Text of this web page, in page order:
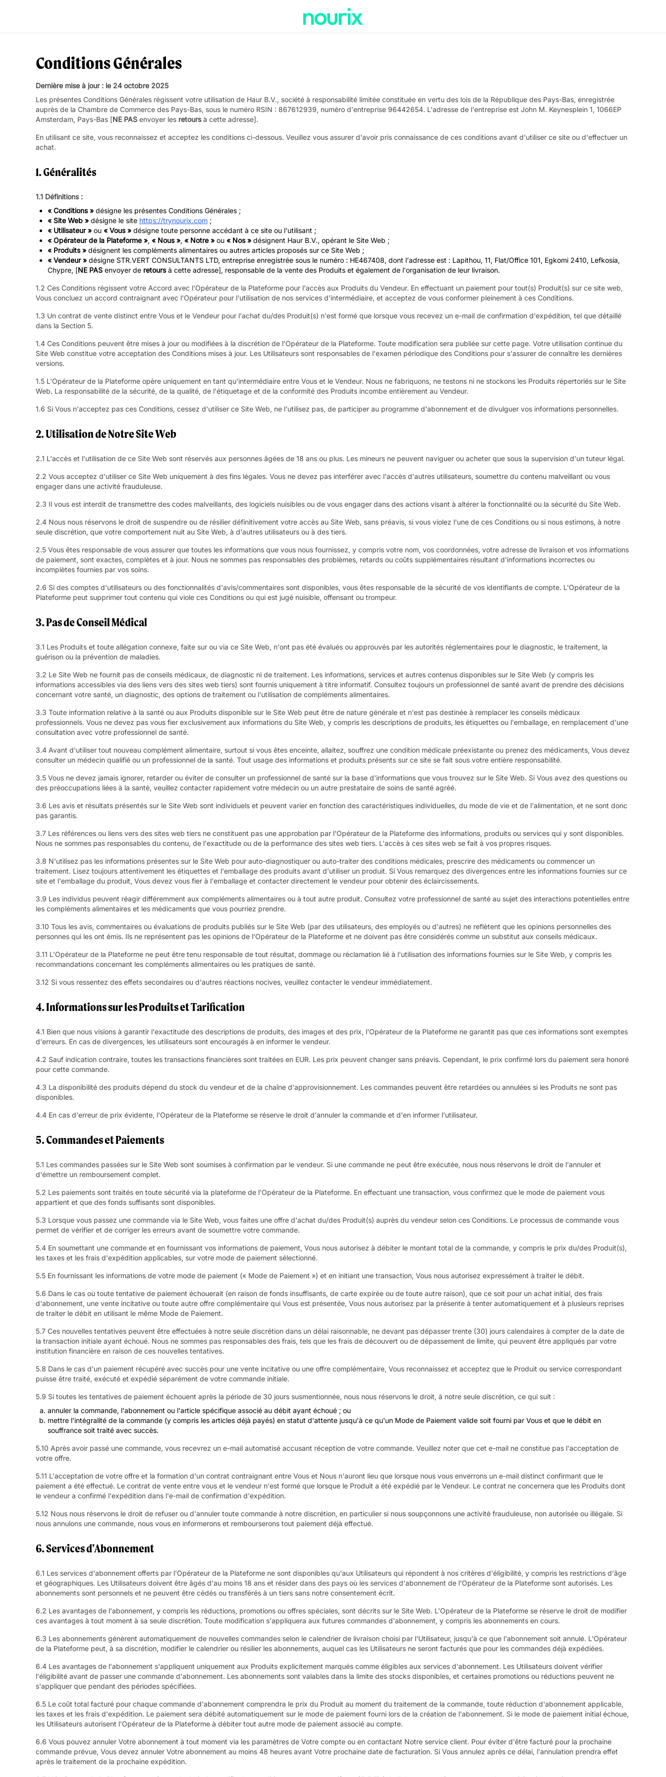
Conditions Générales
Dernière mise à jour : le 24 octobre 2025
Les présentes Conditions Générales régissent votre utilisation de Haur B.V., société à responsabilité limitée constituée en vertu des lois de la République des Pays-Bas, enregistrée
auprès de la Chambre de Commerce des Pays-Bas, sous le numéro RSIN : 867612939, numéro d'entreprise 96442654. L'adresse de l'entreprise est John M. Keynesplein 1, 1066EP
Amsterdam, Pays-Bas [NE PAS envoyer les retoursà cette adresse].
En utilisant ce site, vous reconnaissez et acceptez les conditions ci-dessous. Veuillez vous assurer d'avoir pris connaissance de ces conditions avant d'utiliser ce site ou d'effectuer un
achat.
1. Généralités
1.1 Définitions :
« Conditions » désigne les présentes Conditions Générales ;
« Site Web » désigne le site https://trynourix.com ;
« Utilisateur » ou « Vous » désigne toute personne accédant à ce site ou l'utilisant ;
« Opérateur de la Plateforme », « Nous », « Notre » ou « Nos » désignent Haur B.V., opérant le Site Web ;
« Produits » désignent les compléments alimentaires ou autres articles proposés sur ce Site Web ;
« Vendeur » désigne STR.VERT CONSULTANTS LTD, entreprise enregistrée sous le numéro : HE467408, dont l'adresse est : Lapithou, 11, Flat/Office 101, Egkomi 2410, Lefkosia,
Chypre, [NE PAS envoyer de retoursà cette adresse], responsable de la vente des Produits et également de l'organisation de leur livraison.
1.2 Ces Conditions régissent votre Accord avec l'Opérateur de la Plateforme pour l'accès aux Produits du Vendeur. En effectuant un paiement pour tout(s) Produit(s) sur ce site web,
Vous concluez un accord contraignant avec l'Opérateur pour l'utilisation de nos services d'intermédiaire, et acceptez de vous conformer pleinement à ces Conditions.
1.3 Un contrat de vente distinct entre Vous et le Vendeur pour l'achat du/des Produit(s) n'est formé que lorsque vous recevez un e-mail de confirmation d'expédition, tel que détaillé
dans la Section 5.
1.4 Ces Conditions peuvent être mises à jour ou modifiées à la discrétion de l'Opérateur de la Plateforme. Toute modification sera publiée sur cette page. Votre utilisation continue du
Site Web constitue votre acceptation des Conditions mises à jour. Les Utilisateurs sont responsables de l'examen périodique des Conditions pour s'assurer de connaître les dernières
versions.
1.5 L'Opérateur de la Plateforme opère uniquement en tant qu'intermédiaire entre Vous et le Vendeur. Nous ne fabriquons, ne testons ni ne stockons les Produits répertoriés sur le Site
Web. La responsabilité de la sécurité, de la qualité, de l'étiquetage et de la conformité des Produits incombe entièrement au Vendeur.
1.6 Si Vous n'acceptez pas ces Conditions, cessez d'utiliser ce Site Web, ne l'utilisez pas, de participer au programme d'abonnement et de divulguer vos informations personnelles.
2. Utilisation de Notre Site Web
2.1 L'accès et l'utilisation de ce Site Web sont réservés aux personnes âgées de 18 ans ou plus. Les mineurs ne peuvent naviguer ou acheter que sous la supervision d'un tuteur légal.
2.2 Vous acceptez d'utiliser ce Site Web uniquement à des fins légales. Vous ne devez pas interférer avec l'accès d'autres utilisateurs, soumettre du contenu malveillant ou vous
engager dans une activité frauduleuse.
2.3 Il vous est interdit de transmettre des codes malveillants, des logiciels nuisibles ou de vous engager dans des actions visant à altérer la fonctionnalité ou la sécurité du Site Web.
2.4 Nous nous réservons le droit de suspendre ou de résilier définitivement votre accès au Site Web, sans préavis, si vous violez l'une de ces Conditions ou si nous estimons, à notre
seule discrétion, que votre comportement nuit au Site Web, à d'autres utilisateurs ou à des tiers.
2.5 Vous êtes responsable de vous assurer que toutes les informations que vous nous fournissez, y compris votre nom, vos coordonnées, votre adresse de livraison et vos informations
de paiement, sont exactes, complètes et à jour. Nous ne sommes pas responsables des problèmes, retards ou coûts supplémentaires résultant d'informations incorrectes ou
incomplètes fournies par vos soins.
2.6 Si des comptes d'utilisateurs ou des fonctionnalités d'avis/commentaires sont disponibles, vous êtes responsable de la sécurité de vos identifiants de compte. L'Opérateur de la
Plateforme peut supprimer tout contenu qui viole ces Conditions ou qui est jugé nuisible, offensant ou trompeur.
3. Pas de Conseil Médical
3.1 Les Produits et toute allégation connexe, faite sur ou via ce Site Web, n'ont pas été évalués ou approuvés par les autorités réglementaires pour le diagnostic, le traitement, la
guérison ou la prévention de maladies.
3.2 Le Site Web ne fournit pas de conseils médicaux, de diagnostic ni de traitement. Les informations, services et autres contenus disponibles sur le Site Web (y compris les
informations accessibles via des liens vers des sites web tiers) sont fournis uniquement à titre informatif. Consultez toujours un professionnel de santé avant de prendre des décisions
concernant votre santé, un diagnostic, des options de traitement ou l'utilisation de compléments alimentaires.
3.3 Toute information relative à la santé ou aux Produits disponible sur le Site Web peut être de nature générale et n'est pas destinée à remplacer les conseils médicaux
professionnels. Vous ne devez pas vous fier exclusivement aux informations du Site Web, y compris les descriptions de produits, les étiquettes ou l'emballage, en remplacement d'une
consultation avec votre professionnel de santé.
3.4 Avant d'utiliser tout nouveau complément alimentaire, surtout si vous êtes enceinte, allaitez, souffrez une condition médicale préexistante ou prenez des médicaments, Vous devez
consulter un médecin qualifié ou un professionnel de la santé. Tout usage des informations et produits présents sur ce site se fait sous votre entière responsabilité.
3.5 Vous ne devez jamais ignorer, retarder ou éviter de consulter un professionnel de santé sur la base d'informations que vous trouvez sur le Site Web. Si Vous avez des questions ou
des préoccupations liées à la santé, veuillez contacter rapidement votre médecin ou un autre prestataire de soins de santé agréé.
3.6 Les avis et résultats présentés sur le Site Web sont individuels et peuvent varier en fonction des caractéristiques individuelles, du mode de vie et de l'alimentation, et ne sont donc
pas garantis.
3.7 Les références ou liens vers des sites web tiers ne constituent pas une approbation par l'Opérateur de la Plateforme des informations, produits ou services qui y sont disponibles.
Nous ne sommes pas responsables du contenu, de l'exactitude ou de la performance des sites web tiers. L'accès à ces sites web se fait à vos propres risques.
3.8 N'utilisez pas les informations présentes sur le Site Web pour auto-diagnostiquer ou auto-traiter des conditions médicales, prescrire des médicaments ou commencer un
traitement. Lisez toujours attentivement les étiquettes et l'emballage des produits avant d'utiliser un produit. Si Vous remarquez des divergences entre les informations fournies sur ce
site et l'emballage du produit, Vous devez vous fier à l'emballage et contacter directement le vendeur pour obtenir des éclaircissements.
3.9 Les individus peuvent réagir différemment aux compléments alimentaires ou à tout autre produit. Consultez votre professionnel de santé au sujet des interactions potentielles entre
les compléments alimentaires et les médicaments que vous pourriez prendre.
3.10 Tous les avis, commentaires ou évaluations de produits publiés sur le Site Web (par des utilisateurs, des employés ou d'autres) ne reflètent que les opinions personnelles des
personnes qui les ont émis. Ils ne représentent pas les opinions de l'Opérateur de la Plateforme et ne doivent pas être considérés comme un substitut aux conseils médicaux.
3.11 L'Opérateur de la Plateforme ne peut être tenu responsable de tout résultat, dommage ou réclamation lié à l'utilisation des informations fournies sur le Site Web, y compris les
recommandations concernant les compléments alimentaires ou les pratiques de santé.
3.12 Si vous ressentez des effets secondaires ou d'autres réactions nocives, veuillez contacter le vendeur immédiatement.
4. Informations sur les Produits et Tarification
4.1 Bien que nous visions à garantir l'exactitude des descriptions de produits, des images et des prix, l'Opérateur de la Plateforme ne garantit pas que ces informations sont exemptes
d'erreurs. En cas de divergences, les utilisateurs sont encouragés à en informer le vendeur.
4.2 Sauf indication contraire, toutes les transactions financières sont traitées en EUR. Les prix peuvent changer sans préavis. Cependant, le prix confirmé lors du paiement sera honoré
pour cette commande.
4.3 La disponibilité des produits dépend du stock du vendeur et de la chaîne d'approvisionnement. Les commandes peuvent être retardées ou annulées si les Produits ne sont pas
disponibles.
4.4 En cas d'erreur de prix évidente, l'Opérateur de la Plateforme se réserve le droit d'annuler la commande et d'en informer l'utilisateur.
5. Commandes et Paiements
5.1 Les commandes passées sur le Site Web sont soumises à confirmation par le vendeur. Si une commande ne peut être exécutée, nous nous réservons le droit de l'annuler et
d'émettre un remboursement complet.
5.2 Les paiements sont traités en toute sécurité via la plateforme de l'Opérateur de la Plateforme. En effectuant une transaction, vous confirmez que le mode de paiement vous
appartient et que des fonds suffisants sont disponibles.
5.3 Lorsque vous passez une commande via le Site Web, vous faites une offre d'achat du/des Produit(s) auprès du vendeur selon ces Conditions. Le processus de commande vous
permet de vérifier et de corriger les erreurs avant de soumettre votre commande.
5.4 En soumettant une commande et en fournissant vos informations de paiement, Vous nous autorisez à débiter le montant total de la commande, y compris le prix du/des Produit(s),
les taxes et les frais d'expédition applicables, sur votre mode de paiement sélectionné.
5.5 En fournissant les informations de votre mode de paiement (« Mode de Paiement ») et en initiant une transaction, Vous nous autorisez expressément à traiter le débit.
5.6 Dans le cas où toute tentative de paiement échouerait (en raison de fonds insuffisants, de carte expirée ou de toute autre raison), que ce soit pour un achat initial, des frais
d'abonnement, une vente incitative ou toute autre offre complémentaire qui Vous est présentée, Vous nous autorisez par la présente à tenter automatiquement et à plusieurs reprises
de traiter le débit en utilisant le même Mode de Paiement.
5.7 Ces nouvelles tentatives peuvent être effectuées à notre seule discrétion dans un délai raisonnable, ne devant pas dépasser trente (30) jours calendaires à compter de la date de
la transaction initiale ayant échoué. Nous ne sommes pas responsables des frais, tels que les frais de découvert ou de dépassement de limite, qui peuvent être appliqués par votre
institution financière en raison de ces nouvelles tentatives.
5.8 Dans le cas d'un paiement récupéré avec succès pour une vente incitative ou une offre complémentaire, Vous reconnaissez et acceptez que le Produit ou service correspondant
puisse être traité, exécuté et expédié séparément de votre commande initiale.
5.9 Si toutes les tentatives de paiement échouent après la période de 30 jours susmentionnée, nous nous réservons le droit, à notre seule discrétion, ce qui suit :
annuler la commande, l'abonnement ou l'article spécifique associé au débit ayant échoué ; ou
mettre l'intégralité de la commande (y compris les articles déjà payés) en statut d'attente jusqu'à ce qu'un Mode de Paiement valide soit fourni par Vous et que le débit en
souffrance soit traité avec succès.
5.10 Après avoir passé une commande, vous recevrez un e-mail automatisé accusant réception de votre commande. Veuillez noter que cet e-mail ne constitue pas l'acceptation de
votre offre.
5.11 L'acceptation de votre offre et la formation d'un contrat contraignant entre Vous et Nous n'auront lieu que lorsque nous vous enverrons un e-mail distinct confirmant que le
paiement a été effectué. Le contrat de vente entre vous et le vendeur n'est formé que lorsque le Produit a été expédié par le Vendeur. Le contrat ne concernera que les Produits dont
le vendeur a confirmé l'expédition dans l'e-mail de confirmation d'expédition.
5.12 Nous nous réservons le droit de refuser ou d'annuler toute commande à notre discrétion, en particulier si nous soupçonnons une activité frauduleuse, non autorisée ou illégale. Si
nous annulons une commande, nous vous en informerons et rembourserons tout paiement déjà effectué.
6. Services d'Abonnement
6.1 Les services d'abonnement offerts par l'Opérateur de la Plateforme ne sont disponibles qu'aux Utilisateurs qui répondent à nos critères d'éligibilité, y compris les restrictions d'âge
et géographiques. Les Utilisateurs doivent être âgés d'au moins 18 ans et résider dans des pays où les services d'abonnement de l'Opérateur de la Plateforme sont autorisés. Les
abonnements sont personnels et ne peuvent être cédés ou transférés à un tiers sans notre consentement écrit.
6.2 Les avantages de l'abonnement, y compris les réductions, promotions ou offres spéciales, sont décrits sur le Site Web. L'Opérateur de la Plateforme se réserve le droit de modifier
ces avantages à tout moment à sa seule discrétion. Toute modification s'appliquera aux futures commandes d'abonnement, y compris les abonnements en cours.
6.3 Les abonnements génèrent automatiquement de nouvelles commandes selon le calendrier de livraison choisi par l'Utilisateur, jusqu'à ce que l'abonnement soit annulé. L'Opérateur
de la Plateforme peut, à sa discrétion, modifier le calendrier ou résilier les abonnements, auquel cas les Utilisateurs ne seront facturés que pour les commandes déjà expédiées.
6.4 Les avantages de l'abonnement s'appliquent uniquement aux Produits explicitement marqués comme éligibles aux services d'abonnement. Les Utilisateurs doivent vérifier
l'éligibilité avant de passer une commande d'abonnement. Les abonnements sont valables dans la limite des stocks disponibles, et certaines promotions ou réductions peuvent ne
s'appliquer que pendant des périodes spécifiées.
6.5 Le coût total facturé pour chaque commande d'abonnement comprendra le prix du Produit au moment du traitement de la commande, toute réduction d'abonnement applicable,
les taxes et les frais d'expédition. Le paiement sera débité automatiquement sur le mode de paiement fourni lors de la création de l'abonnement. Si le mode de paiement initial échoue,
les Utilisateurs autorisent l'Opérateur de la Plateforme à débiter tout autre mode de paiement associé au compte.
6.6 Vous pouvez annuler Votre abonnement à tout moment via les paramètres de Votre compte ou en contactant Notre service client. Pour éviter d'être facturé pour la prochaine
commande prévue, Vous devez annuler Votre abonnement au moins 48 heures avant Votre prochaine date de facturation. Si Vous annulez après ce délai, l'annulation prendra effet
après le traitement de la prochaine expédition.